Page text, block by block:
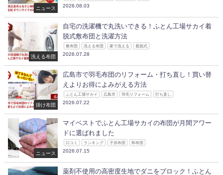
ニュース 2026.08.03
洗える布団
自宅の洗濯機で丸洗いできる！ふとん工場サカイ着
脱式敷布団と洗濯方法
敷布団 洗える布団 家で洗える 着脱式
2026.07.28
掛け布団
広島市で羽毛布団のリフォーム・打ち直し！買い替
えよりお得によみがえる方法
ふとん工場サカイ 広島市 羽毛リフォーム 打ち直し
2026.07.22
ニュース
マイベストでふとん工場サカイの布団が月間アワー
ドに選ばれました
口コミ ランキング 子供布団 和布団
2026.07.15
薬剤不使用の高密度生地でダニをブロック！ふとん